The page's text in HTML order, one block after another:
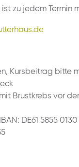
zu jedem Termin
Kursbeitrag bitte
Brustkrebs vor
DE61 5855